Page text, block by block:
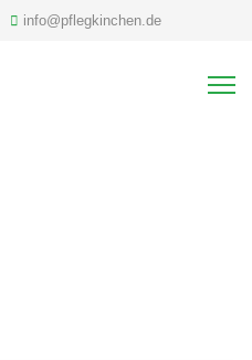
info@pflegkinchen.de